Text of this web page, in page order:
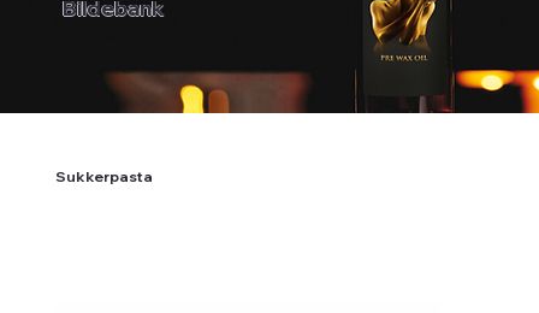
Bildebank
Sukkerpasta